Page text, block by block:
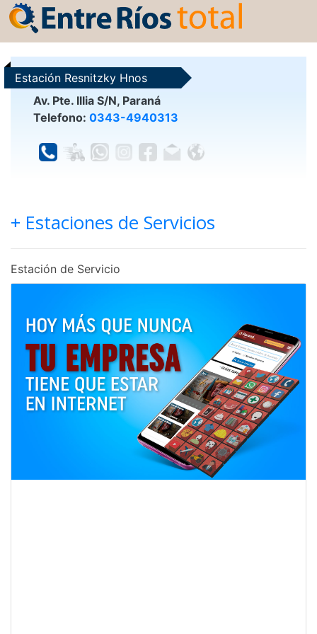
Estación Resnitzky Hnos
Av. Pte. Illia S/N, Paraná
Telefono: 0343-4940313
+ Estaciones de Servicios
Estación de Servicio